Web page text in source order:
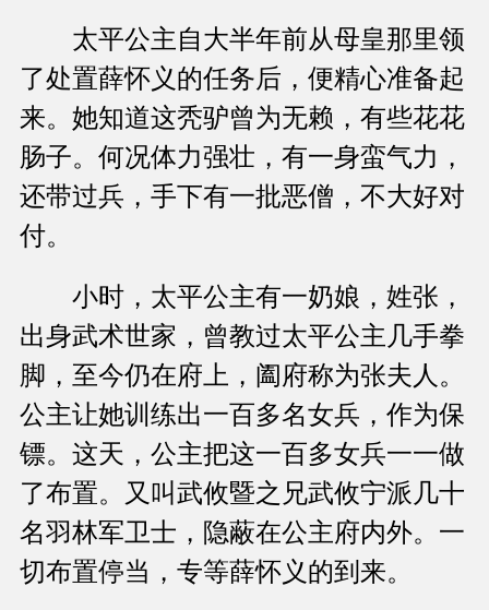
太平公主自大半年前从母皇那里领
了处置薛怀义的任务后，便精心准备起
来。她知道这秃驴曾为无赖，有些花花
肠子。何况体力强壮，有一身蛮气力，
还带过兵，手下有一批恶僧，不大好对
付。
小时，太平公主有一奶娘，姓张，
出身武术世家，曾教过太平公主几手拳
脚，至今仍在府上，阖府称为张夫人。
公主让她训练出一百多名女兵，作为保
镖。这天，公主把这一百多女兵一一做
了布置。又叫武攸暨之兄武攸宁派几十
名羽林军卫士，隐蔽在公主府内外。一
切布置停当，专等薛怀义的到来。